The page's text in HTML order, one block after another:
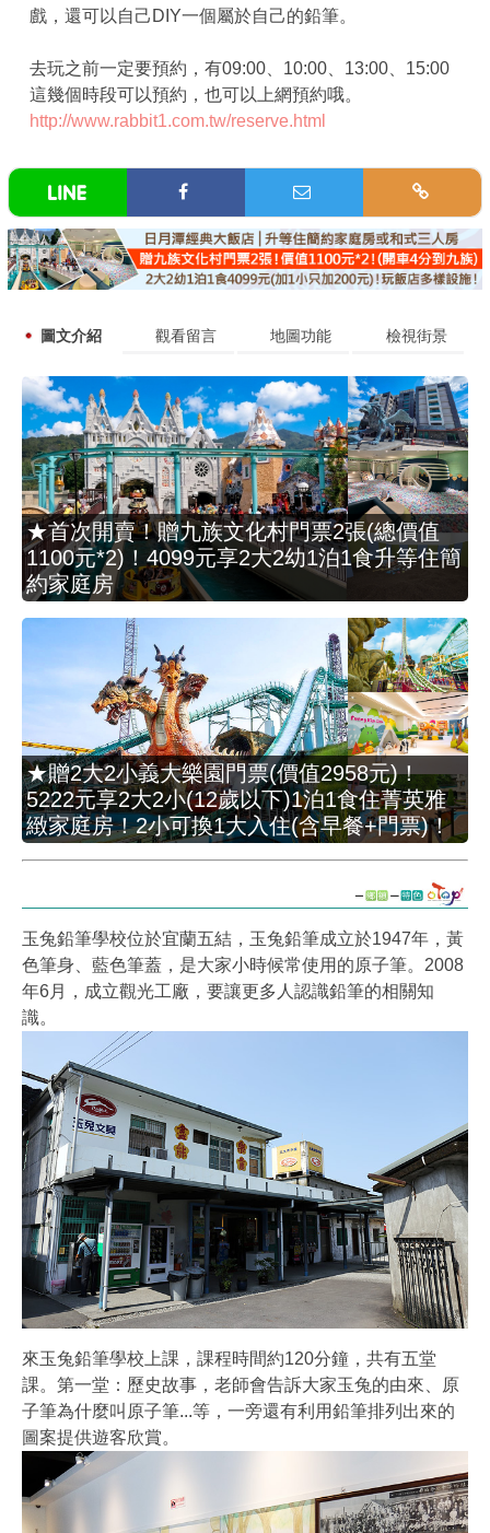
戲，還可以自己DIY一個屬於自己的鉛筆。
去玩之前一定要預約，有09:00、10:00、13:00、15:00
這幾個時段可以預約，也可以上網預約哦。
http://www.rabbit1.com.tw/reserve.html
圖文介紹 觀看留言 地圖功能 檢視街景
★首次開賣！贈九族文化村門票2張(總價值
1100元*2)！4099元享2大2幼1泊1食升等住簡
約家庭房
★贈2大2小義大樂園門票(價值2958元)！
5222元享2大2小(12歲以下)1泊1食住菁英雅
緻家庭房！2小可換1大入住(含早餐+門票)！
玉兔鉛筆學校位於宜蘭五結，玉兔鉛筆成立於1947年，黃
色筆身、藍色筆蓋，是大家小時候常使用的原子筆。2008
年6月，成立觀光工廠，要讓更多人認識鉛筆的相關知
識。
來玉兔鉛筆學校上課，課程時間約120分鐘，共有五堂
課。第一堂：歷史故事，老師會告訴大家玉兔的由來、原
子筆為什麼叫原子筆...等，一旁還有利用鉛筆排列出來的
圖案提供遊客欣賞。